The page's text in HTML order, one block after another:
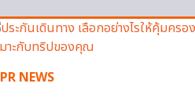
PR NEWS